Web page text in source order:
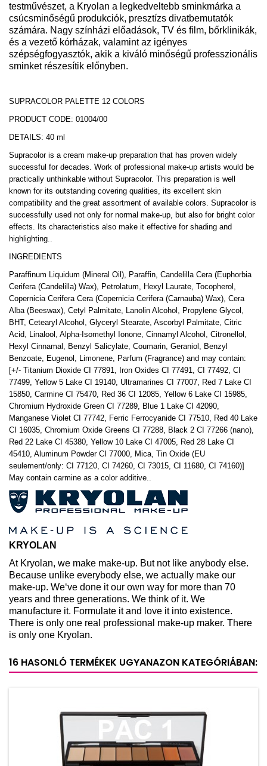
testművészet, a Kryolan a legkedveltebb sminkmárka a
csúcsminőségű produkciók, presztízs divatbemutatók
számára. Nagy színházi előadások, TV és film, bőrklinikák,
és a vezető kórházak, valamint az igényes
szépségfogyasztók, akik a kiváló minőségű professzionális
sminket részesítik előnyben.
SUPRACOLOR PALETTE 12 COLORS
PRODUCT CODE: 01004/00
DETAILS: 40 ml
Supracolor is a cream make-up preparation that has proven widely
successful for decades. Work of professional make-up artists would be
practically unthinkable without Supracolor. This preparation is well
known for its outstanding covering qualities, its excellent skin
compatibility and the great assortment of available colors. Supracolor is
successfully used not only for normal make-up, but also for bright color
effects. Its characteristics also make it effective for shading and
highlighting..
INGREDIENTS
Paraffinum Liquidum (Mineral Oil), Paraffin, Candelilla Cera (Euphorbia
Cerifera (Candelilla) Wax), Petrolatum, Hexyl Laurate, Tocopherol,
Copernicia Cerifera Cera (Copernicia Cerifera (Carnauba) Wax), Cera
Alba (Beeswax), Cetyl Palmitate, Lanolin Alcohol, Propylene Glycol,
BHT, Cetearyl Alcohol, Glyceryl Stearate, Ascorbyl Palmitate, Citric
Acid, Linalool, Alpha-Isomethyl Ionone, Cinnamyl Alcohol, Citronellol,
Hexyl Cinnamal, Benzyl Salicylate, Coumarin, Geraniol, Benzyl
Benzoate, Eugenol, Limonene, Parfum (Fragrance) and may contain:
[+/- Titanium Dioxide CI 77891, Iron Oxides CI 77491, CI 77492, CI
77499, Yellow 5 Lake CI 19140, Ultramarines CI 77007, Red 7 Lake CI
15850, Carmine CI 75470, Red 36 CI 12085, Yellow 6 Lake CI 15985,
Chromium Hydroxide Green CI 77289, Blue 1 Lake CI 42090,
Manganese Violet CI 77742, Ferric Ferrocyanide CI 77510, Red 40 Lake
CI 16035, Chromium Oxide Greens CI 77288, Black 2 CI 77266 (nano),
Red 22 Lake CI 45380, Yellow 10 Lake CI 47005, Red 28 Lake CI
45410, Aluminum Powder CI 77000, Mica, Tin Oxide (EU
seulement/only: CI 77120, CI 74260, CI 73015, CI 11680, CI 74160)]
May contain carmine as a color additive..
KRYOLAN
At Kryolan, we make make-up. But not like anybody else.
Because unlike everybody else, we actually make our
make-up. We‘ve done it our own way for more than 70
years and three generations. We think of it. We
manufacture it. Formulate it and love it into existence.
There is only one real professional make-up maker. There
is only one Kryolan.
16 HASONLÓ TERMÉKEK UGYANAZON KATEGÓRIÁBAN: